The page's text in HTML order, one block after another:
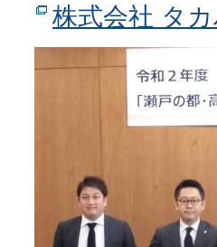
株式会社 タ